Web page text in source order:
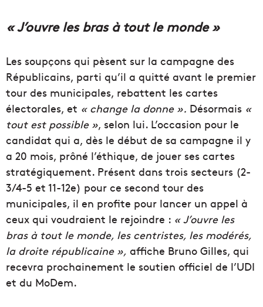
« J’ouvre les bras à tout le monde »
Les soupçons qui pèsent sur la campagne des
Républicains, parti qu’il a quitté avant le premier
tour des municipales, rebattent les cartes
électorales, et « change la donne ». Désormais «
tout est possible », selon lui. L’occasion pour le
candidat qui a, dès le début de sa campagne il y
a 20 mois, prôné l’éthique, de jouer ses cartes
stratégiquement. Présent dans trois secteurs (2-
3/4-5 et 11-12e) pour ce second tour des
municipales, il en profite pour lancer un appel à
ceux qui voudraient le rejoindre : « J’ouvre les
bras à tout le monde, les centristes, les modérés,
la droite républicaine », affiche Bruno Gilles, qui
recevra prochainement le soutien officiel de l’UDI
et du MoDem.